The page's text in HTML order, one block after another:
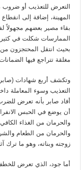
التعرض للتعذيب أو ضروب
المهينة، إضافة إلى
بقاء مصير بعضهم مجهولاً
الممارسات شكلت في كثير
بحيث انتقل المحتجزون
مغلقة تتراجع فيها
وتكشف أربع شهادات
التعذيب وسوء المعاملة
أفاد صابر بأنه تعرض
أن يوضع في الحبس
والحرمان من الغذاء
والحرمان من الطعام
زوجته وبناته، وهو ما ترك
أما جود، الذي تعرض